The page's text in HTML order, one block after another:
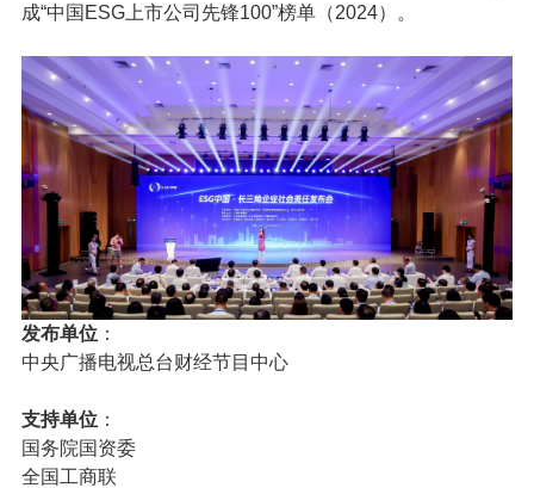
成“中国ESG上市公司先锋100”榜单（2024）。
发布单位：
中央广播电视总台财经节目中心
支持单位：
国务院国资委
全国工商联